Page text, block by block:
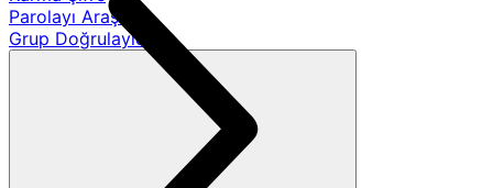
Parolayı Araştır
Grup Doğrulayıcıları